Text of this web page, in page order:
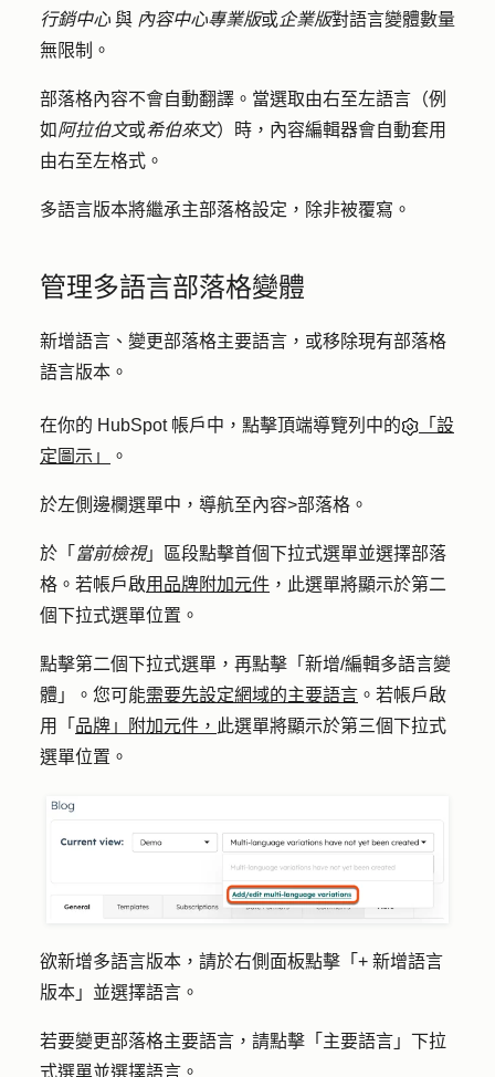
行銷中心 與 內容中心專業版或企業版對語言變體數量
無限制。
部落格內容不會自動翻譯。當選取由右至左語言（例
如阿拉伯文或希伯來文）時，內容編輯器會自動套用
由右至左格式。
多語言版本將繼承主部落格設定，除非被覆寫。
管理多語言部落格變體
新增語言、變更部落格主要語言，或移除現有部落格
語言版本。
在你的 HubSpot 帳戶中，點擊頂端導覽列中的
「設
定圖示」
。
於左側邊欄選單中，導航至內容>部落格 。
於「 當前檢視」區段點擊首個下拉式選單並選擇部落
格 。若帳戶啟用品牌附加元件 ，此選單將顯示於第二
個下拉式選單位置。
點擊第二個下拉式選單，再點擊 「新增/編輯多語言變
體」
。您可能需要先設定網域的主要語言 。若帳戶啟
用「 品牌」附加元件， 此選單將顯示於第三個下拉式
選單位置。
欲新增多語言版本 ，請於右側面板點擊 「+ 新增語言
版本 」並選擇語言 。
若要變更部落格主要語言，請點擊「 主要語言」下拉
式選單並選擇語言 。